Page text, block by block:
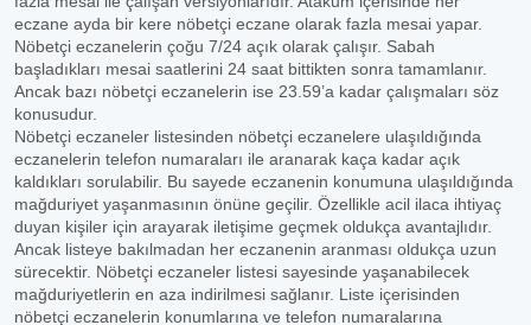
eczane ayda bir kere nöbetçi eczane olarak fazla mesai yapar.
Nöbetçi eczanelerin çoğu 7/24 açık olarak çalışır. Sabah
başladıkları mesai saatlerini 24 saat bittikten sonra tamamlanır.
Ancak bazı nöbetçi eczanelerin ise 23.59’a kadar çalışmaları söz
konusudur.
Nöbetçi eczaneler listesinden nöbetçi eczanelere ulaşıldığında
eczanelerin telefon numaraları ile aranarak kaça kadar açık
kaldıkları sorulabilir. Bu sayede eczanenin konumuna ulaşıldığında
mağduriyet yaşanmasının önüne geçilir. Özellikle acil ilaca ihtiyaç
duyan kişiler için arayarak iletişime geçmek oldukça avantajlıdır.
Ancak listeye bakılmadan her eczanenin aranması oldukça uzun
sürecektir. Nöbetçi eczaneler listesi sayesinde yaşanabilecek
mağduriyetlerin en aza indirilmesi sağlanır. Liste içerisinden
nöbetçi eczanelerin konumlarına ve telefon numaralarına